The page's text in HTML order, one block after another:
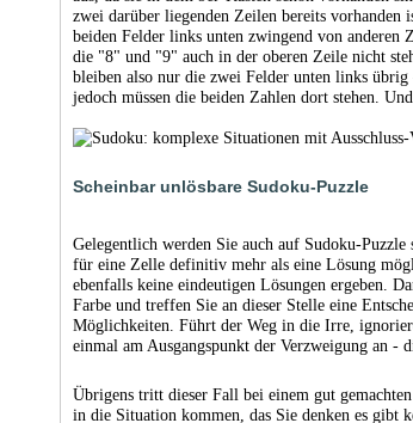
zwei darüber liegenden Zeilen bereits
beiden Felder links unten zwingend von anderen
die "8" und "9" auch in der oberen Zeile nicht
bleiben also nur die zwei Felder unten links
jedoch müssen die beiden Zahlen dort stehen.
Scheinbar unlösbare Sudoku-Puzzle
Gelegentlich werden Sie auch auf Sudoku-
für eine Zelle definitiv mehr als eine Lösung
ebenfalls keine eindeutigen Lösungen ergeben.
Farbe und treffen Sie an dieser Stelle eine
Möglichkeiten. Führt der Weg in die Irre,
einmal am Ausgangspunkt der Verzweigung an -
Übrigens tritt dieser Fall bei einem gut
in die Situation kommen, das Sie denken es gibt